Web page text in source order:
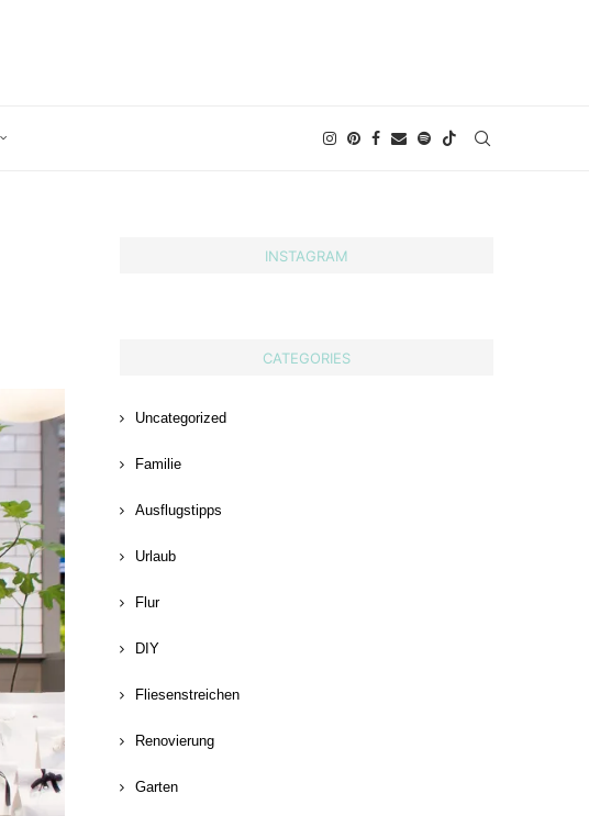
INSTAGRAM
CATEGORIES
Uncategorized
Familie
Ausflugstipps
Urlaub
Flur
DIY
Fliesenstreichen
Renovierung
Garten